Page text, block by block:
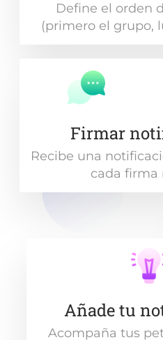
Define el orden
(primero el grupo,
Firmar
Recibe una
cada firma
Añade tu
Acompaña tus